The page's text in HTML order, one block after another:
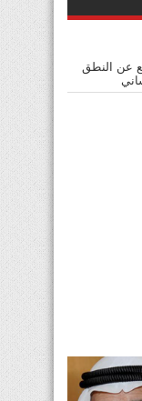
عن النطق